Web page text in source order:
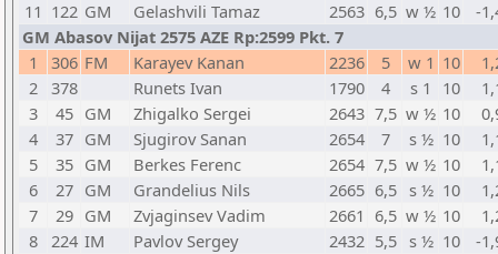
11 122 GM Gelashvili Tamaz 2563 6,5 w ½ 10
-
GM Abasov Nijat 2575 AZE Rp:2599 Pkt. 7
1
306 FM Karayev Kanan 2236 5 w 1 10
2 378 Runets Ivan 1790 4 s 1 10
3
45 GM Zhigalko Sergei 2643 7,5 w ½ 10
4
37 GM Sjugirov Sanan 2654 7 s ½ 10
5
35 GM Berkes Ferenc 2654 7,5 w ½ 10
6
27 GM Grandelius Nils 2665 6,5 s ½ 10
7
29 GM Zvjaginsev Vadim 2661 6,5 w ½ 10
8 224 IM Pavlov Sergey 2432 5,5 s ½ 10
-